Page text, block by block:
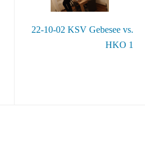
22-10-02 KSV Gebesee vs.
HKO 1